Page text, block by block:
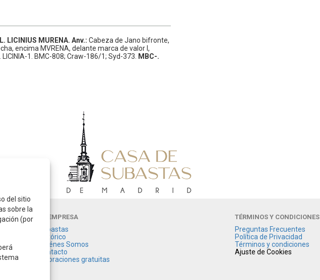
L. LICINIUS MURENA. Anv.: Cabeza de Jano bifronte,
encima MVRENA, delante marca de valor I,
LICINIA-1. BMC-808; Craw-186/1; Syd-373. MBC-.
LA EMPRESA
Subastas
Histórico
Quiénes Somos
Contacto
Valoraciones gratuitas
TÉRMINOS Y CONDICIONES
Preguntas Frecuentes
Política de Privacidad
Términos y condiciones
Ajuste de Cookies
del sitio
sobre la
(por